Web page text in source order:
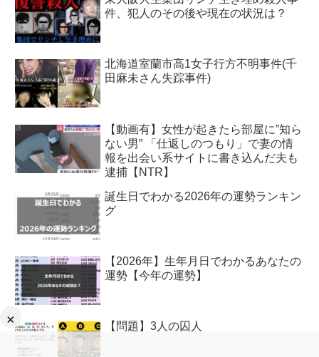
×
件、犯人のその後や現在の状況は？
北海道室蘭市高1女子行方不明事件(千
田麻未さん失踪事件)
【動画有】女性が起きたら部屋に”知ら
ない男” 「仕返しのつもり」で妻の情
報を出会い系サイトに書き込んだ夫も
逮捕【NTR】
誕生日でわかる2026年の運勢ランキン
グ
【2026年】生年月日でわかるあなたの
運勢【今年の運勢】
【問題】3人の囚人